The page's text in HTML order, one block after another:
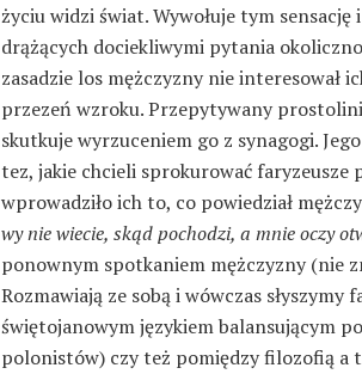
życiu widzi świat. Wywołuje tym
drążących dociekliwymi pytania
zasadzie los mężczyzny nie interesował
przezeń wzroku. Przepytywany
skutkuje wyrzuceniem go z synagogi.
tez, jakie chcieli sprokurować faryzeusze
wprowadziło ich to, co powiedział
wy nie wiecie, skąd pochodzi, a mnie oczy
ponownym spotkaniem mężczyzny (nie
Rozmawiają ze sobą i wówczas
świętojanowym językiem balansującym
polonistów) czy też pomiędzy filozofią a